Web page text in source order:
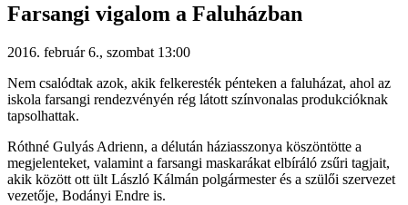
Farsangi vigalom a Faluházban
2016. február 6., szombat 13:00
Nem csalódtak azok, akik felkeresték pénteken a faluházat, ahol az
iskola farsangi rendezvényén rég látott színvonalas produkcióknak
tapsolhattak.
Róthné Gulyás Adrienn, a délután háziasszonya köszöntötte a
megjelenteket, valamint a farsangi maskarákat elbíráló zsűri tagjait,
akik között ott ült László Kálmán polgármester és a szülői szervezet
vezetője, Bodányi Endre is.